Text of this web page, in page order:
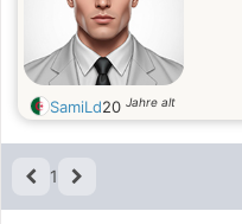
SamiLd20 Jahre alt
1